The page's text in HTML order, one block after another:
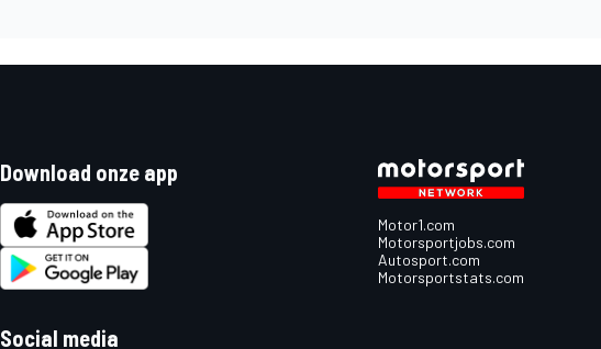
Download onze app
Social media
Motor1.com
Motorsportjobs.com
Autosport.com
Motorsportstats.com